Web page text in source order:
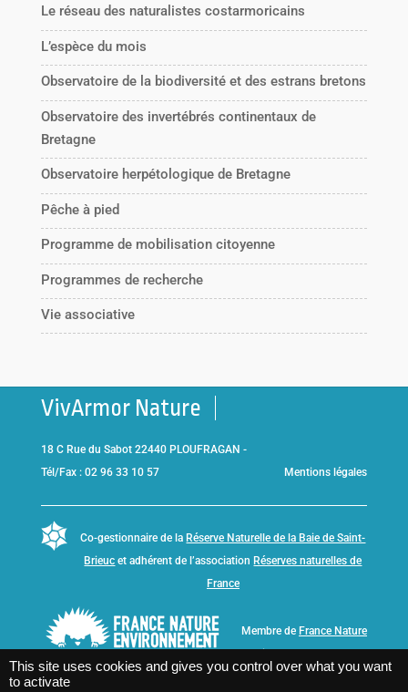
Le réseau des naturalistes costarmoricains
L’espèce du mois
Observatoire de la biodiversité et des estrans bretons
Observatoire des invertébrés continentaux de
Bretagne
Observatoire herpétologique de Bretagne
Pêche à pied
Programme de mobilisation citoyenne
Programmes de recherche
Vie associative
VivArmor Nature
18 C Rue du Sabot 22440 PLOUFRAGAN -
Tél/Fax : 02 96 33 10 57
Mentions légales
Co-gestionnaire de la Réserve Naturelle de la Baie de Saint-
Brieuc et adhérent de l’association Réserves naturelles de
France
Membre de France Nature
This site uses cookies and gives you control over what you want
to activate